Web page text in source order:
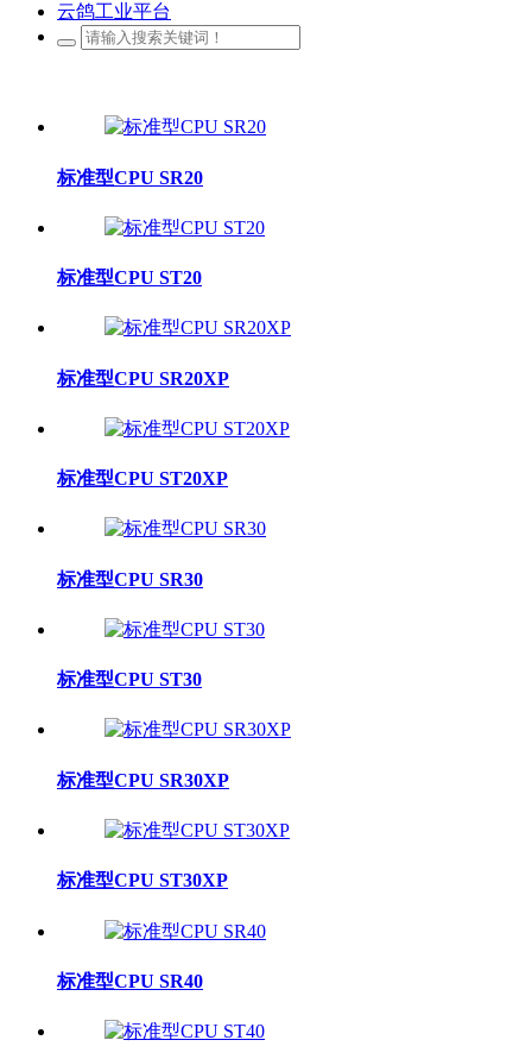
云鸽工业平台
标准型CPU SR20
标准型CPU ST20
标准型CPU SR20XP
标准型CPU ST20XP
标准型CPU SR30
标准型CPU ST30
标准型CPU SR30XP
标准型CPU ST30XP
标准型CPU SR40